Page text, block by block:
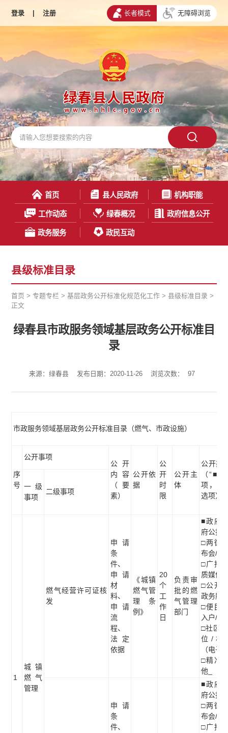
登录 | 注册 长者模式 无障碍浏览
首页 县人民政府 机构职能
工作动态 绿春概况 政府信息公开
政务服务 政民互动
县级标准目录
首页 >专题专栏 >基层政务公开标准化规范化工作 >县级标准目录 >
正文
绿春县市政服务领域基层政务公开标准目
录
来源：绿春县 发布日期：2020-11-26 浏览次数： 97
市政服务领域基层政务公开标准目录（燃气、市政设施）
序
号
公开事项
公开
内容
（要
素）
公开依
据
公
开
时
限
公开主
体
公开渠
（“■”
项，
选项）
一级
事项
二级事项
1
城镇
燃气
管理
燃气经营许可证核
发
申请
条
件、
申请
材
料、
申请
流
程、
法定
依据
《城镇
燃气管
理条
例》
20
个
工
作
日
负责审
批的燃
气管理
部门
■政府
府公报
□两微
布会/听
□广播
质媒体
□公开
政务服
□便民
入户/现
□社区/
位/村
（电子
□精准
他_
申请
条
件、
■政府
府公报
□两微
布会/听
□广播